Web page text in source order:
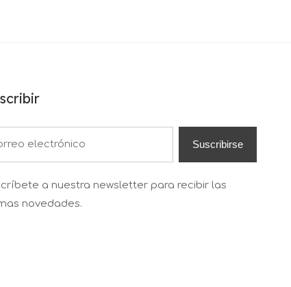
Suscribirse
a nuestra newsletter para recibir las
novedades.